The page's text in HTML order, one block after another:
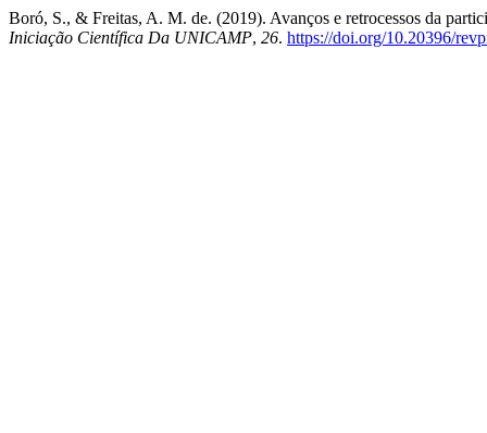
Boró, S., & Freitas, A. M. de. (2019). Avanços e retrocessos da
Iniciação Científica Da UNICAMP, 26. https://doi.org/10.20396/